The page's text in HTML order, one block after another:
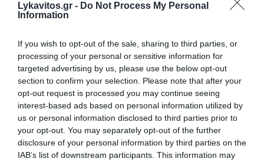
Lykavitos.gr - Do Not Process My Personal
Information
If you wish to opt-out of the sale, sharing to third parties, or
processing of your personal or sensitive information for
targeted advertising by us, please use the below opt-out
section to confirm your selection. Please note that after your
opt-out request is processed you may continue seeing
interest-based ads based on personal information utilized by
us or personal information disclosed to third parties prior to
your opt-out. You may separately opt-out of the further
disclosure of your personal information by third parties on the
IAB’s list of downstream participants. This information may
Νέο χωροταξικό για τον τουρισμό: Νέοι κανόνες για
Airbnb, ξενοδοχεία, νησιά και περιοχές Natura
«Τουρισμός για Όλους 2026-2027»: Συνεχίζονται οι
αιτήσεις – Ποιοι υποβάλλουν σήμερα
Πόρτο Γερμενό: Σε εξέλιξη οι εργασίες αποκατάστασης
μετά την καταστροφική πυρκαγιά – Αυτοψίες για τις
ζημιές
Υπόθεση Marfin: Την Τρίτη η απολογία της 46χρονης –
«Δεν υπάρχει ταυτοποίηση», υποστηρίζει ο συνήγορός
της